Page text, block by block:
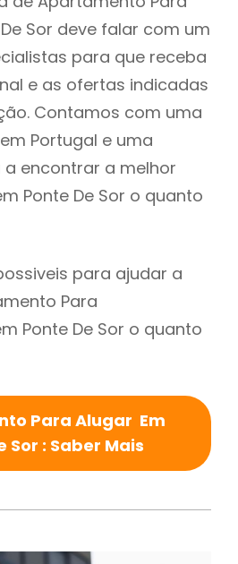
Sor deve falar com um
para que receba
e as ofertas indicadas
Contamos com uma
Portugal e uma
encontrar a melhor
Ponte De Sor o quanto
para ajudar a
Para
Ponte De Sor o quanto
Para Alugar Em
Sor : Saber Mais